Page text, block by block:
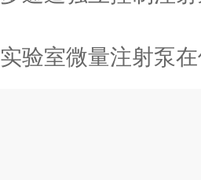
实验室微量注射泵